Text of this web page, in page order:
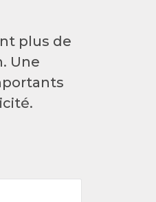
plus de
Une